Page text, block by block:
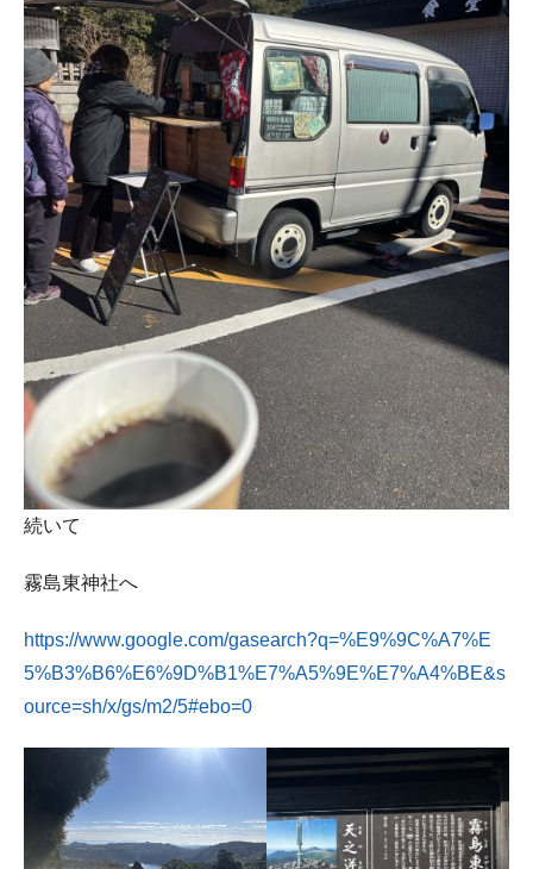
続いて
霧島東神社へ
https://www.google.com/gasearch?q=%E9%9C%A7%E
5%B3%B6%E6%9D%B1%E7%A5%9E%E7%A4%BE&s
ource=sh/x/gs/m2/5#ebo=0